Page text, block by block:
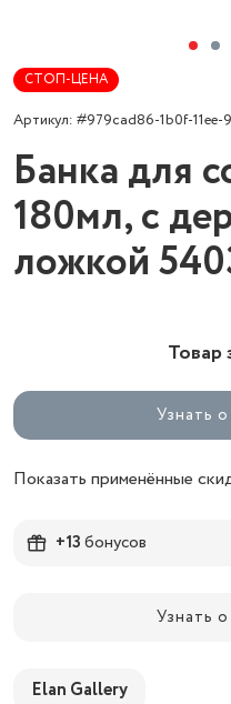
СТОП-ЦЕНА
Артикул: #979cad86-1b0f-11ee-
Банка для
180мл, с
ложкой
Товар
Узнать
Показать применённые
+13бонусов
Узнать
Elan Gallery